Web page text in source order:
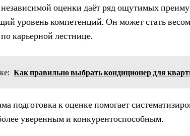
оценки даёт ряд ощутимых
уровень компетенций. Он может стать
карьерной лестнице.
Как правильно выбрать кондиционер для
подготовка к оценке помогает
уверенным и конкурентоспособным.